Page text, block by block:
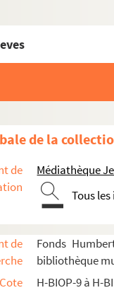
de la
de
Médiathèque
Tous
de
Fonds
bibliothèque
Cote
H-BIOP-9 à H-
de personnages du
et sportifs
et sportifs
et sportifs
et sportifs
et sportifs dont le
Mademoiselle Rachel